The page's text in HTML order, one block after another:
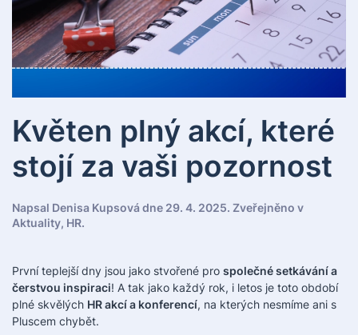
Květen plný akcí, které
stojí za vaši pozornost
Napsal Denisa Kupsová dne 29. 4. 2025. Zveřejněno v
Aktuality, HR.
První teplejší dny jsou jako stvořené pro společné setkávání a
čerstvou inspiraci! A tak jako každý rok, i letos je toto období
plné skvělých HR akcí a konferencí, na kterých nesmíme ani s
Pluscem chybět.